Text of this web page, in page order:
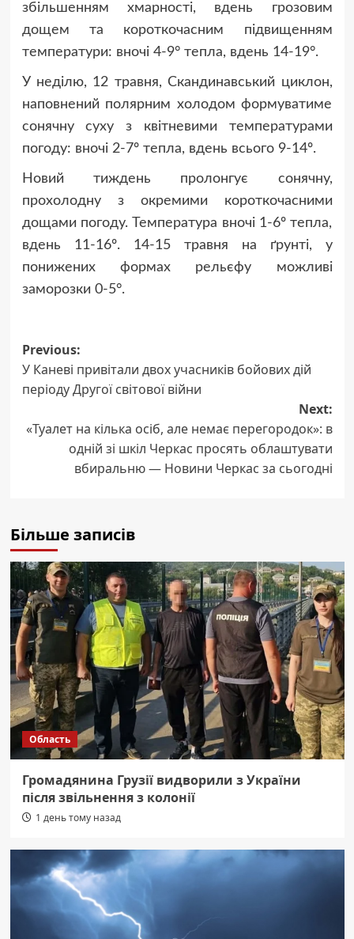
збільшенням хмарності, вдень грозовим
дощем та короткочасним підвищенням
температури: вночі 4-9° тепла, вдень 14-19°.
У неділю, 12 травня, Скандинавський циклон,
наповнений полярним холодом формуватиме
сонячну суху з квітневими температурами
погоду: вночі 2-7º тепла, вдень всього 9-14º.
Новий тиждень пролонгує сонячну,
прохолодну з окремими короткочасними
дощами погоду. Температура вночі 1-6º тепла,
вдень 11-16º. 14-15 травня на ґрунті, у
понижених формах рельєфу можливі
заморозки 0-5°.
Post
navigation
Previous:
У Каневі привітали двох учасників бойових дій
періоду Другої світової війни
Next:
«Туалет на кілька осіб, але немає перегородок»: в
одній зі шкіл Черкас просять облаштувати
вбиральню — Новини Черкас за сьогодні
Більше записів
Область
Громадянина Грузії видворили з України
після звільнення з колонії
1 день тому назад